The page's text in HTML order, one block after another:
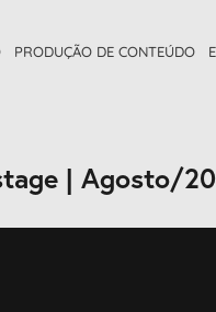
PRODUÇÃO DE CONTEÚDO
| Agosto/